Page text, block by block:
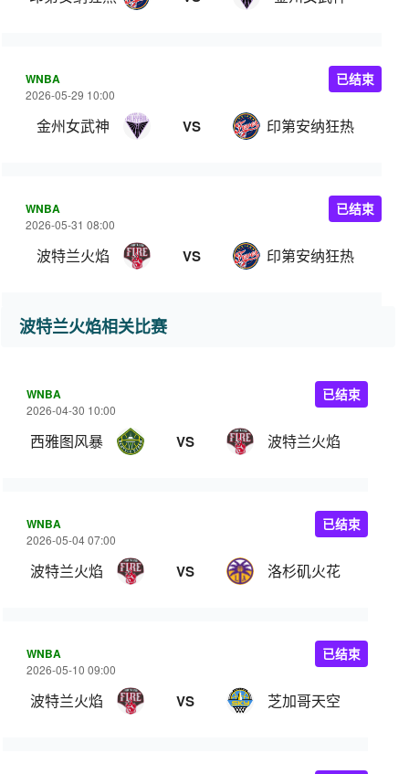
WNBA
2026-05-29 10:00
金州女武神 VS 印第安纳狂热
已结束
WNBA
2026-05-31 08:00
波特兰火焰 VS 印第安纳狂热
已结束
波特兰火焰相关比赛
WNBA
2026-04-30 10:00
西雅图风暴 VS 波特兰火焰
已结束
WNBA
2026-05-04 07:00
波特兰火焰 VS 洛杉矶火花
已结束
WNBA
2026-05-10 09:00
波特兰火焰 VS 芝加哥天空
已结束